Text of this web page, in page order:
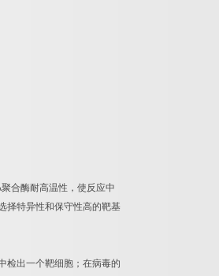
聚合酶耐高温性，使反应中
择特异性和保守性高的靶基
检出一个靶细胞；在病毒的